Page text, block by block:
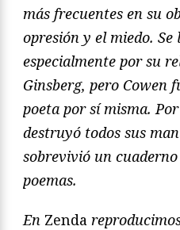
más frecuentes en su
opresión y el miedo. Se
especialmente por su
Ginsberg, pero Cowen
poeta por sí misma.
destruyó todos sus
sobrevivió un
poemas.
En Zenda